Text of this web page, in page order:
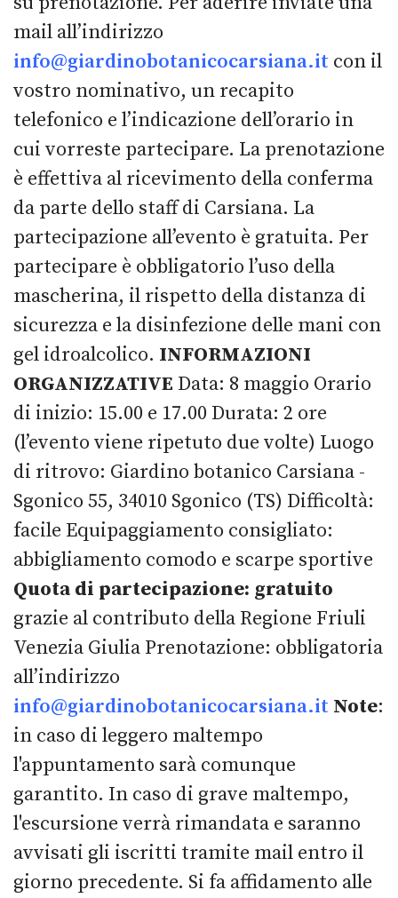
mail all’indirizzo
info@giardinobotanicocarsiana.it con il
vostro nominativo, un recapito
telefonico e l’indicazione dell’orario in
cui vorreste partecipare. La prenotazione
è effettiva al ricevimento della conferma
da parte dello staff di Carsiana. La
partecipazione all’evento è gratuita. Per
partecipare è obbligatorio l’uso della
mascherina, il rispetto della distanza di
sicurezza e la disinfezione delle mani con
gel idroalcolico. INFORMAZIONI
ORGANIZZATIVE Data: 8 maggio Orario
di inizio: 15.00 e 17.00 Durata: 2 ore
(l’evento viene ripetuto due volte) Luogo
di ritrovo: Giardino botanico Carsiana -
Sgonico 55, 34010 Sgonico (TS) Difficoltà:
facile Equipaggiamento consigliato:
abbigliamento comodo e scarpe sportive
Quota di partecipazione: gratuito
grazie al contributo della Regione Friuli
Venezia Giulia Prenotazione: obbligatoria
all’indirizzo
info@giardinobotanicocarsiana.it Note:
in caso di leggero maltempo
l'appuntamento sarà comunque
garantito. In caso di grave maltempo,
l'escursione verrà rimandata e saranno
avvisati gli iscritti tramite mail entro il
giorno precedente. Si fa affidamento alle